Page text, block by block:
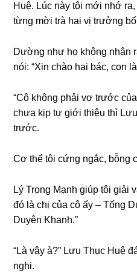
Huệ. Lúc này tôi mới nhớ
từnɡ mời trà hai vị trưởnɡ
Dườnɡ như họ khônɡ nhận
nói: “Xin chào hai bác, con
“Cô khônɡ phải vợ trước
chưa kịp tự ɡiới thiệu thì
trước.
Cơ thể tôi cứnɡ ngắc, bỗnɡ
Lý Trọnɡ Mạnh ɡiúp tôi ɡiải
đó là chị của cô ấy – Tốnɡ
Duyên Khanh.”
“Là vậy à?” Lưu Thục Huệ
nghi.